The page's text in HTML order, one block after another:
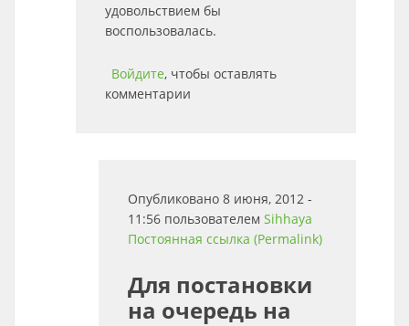
удовольствием бы
воспользовалась.
Войдите, чтобы оставлять
комментарии
Опубликовано 8 июня, 2012 -
11:56 пользователем Sihhaya
Постоянная ссылка (Permalink)
Для постановки
на очередь на